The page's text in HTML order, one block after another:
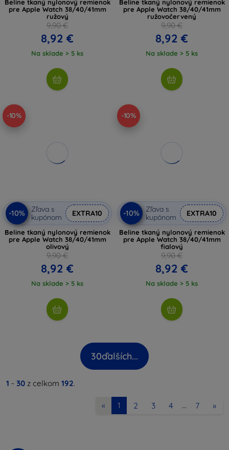
Beline tkaný nylonový remienok
pre Apple Watch 38/40/41mm
ružový
9,90 €
8,92 €
Na sklade > 5 ks
Beline tkaný nylonový remienok
pre Apple Watch 38/40/41mm
ružovočervený
9,90 €
8,92 €
Na sklade > 5 ks
-10%
-10%
Zľava s
kupónom
EXTRA10
Beline tkaný nylonový remienok
pre Apple Watch 38/40/41mm
olivový
9,90 €
8,92 €
Na sklade > 5 ks
-10%
-10%
Zľava s
kupónom
EXTRA10
Beline tkaný nylonový remienok
pre Apple Watch 38/40/41mm
fialový
9,90 €
8,92 €
Na sklade > 5 ks
30ďalších...
1 - 30 z celkom 192.
« 1 2 3 4 … 7 »